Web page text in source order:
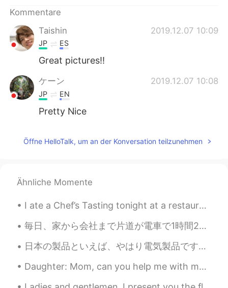
Kommentare
Taishin
2019.12.07 10:09
JP ES
Great pictures!!
ケーン 2019.12.07 10:08
JP EN
Pretty Nice
Öffne HelloTalk, um an der Konversation teilzunehmen
Ähnliche Momente
I ate a Chef’s Tasting tonight at a restaurant called Uchiko. It was such a great experience. I c...
毎日、家から会社まで片道が電車で1時間20分ほどかかっていて最初はとても疲れてしまいましたが今日は家に帰ったら直ぐにジムに行けたし家のことも簡単にやれました。やばり慣れてきました。🤣 今日は仕事...
日本の製品といえば、やはり電気製品です。品質が良くて故障が少ないので、とても評判がいいです。いくら小さい物を買っても、その製品に詳しい説明書や保証書が付いています。 しかし欠点もあります。 それ...
Daughter: Mom, can you help me with my homework? Me: Sure...( can't be that hard, she's 10!) wha...